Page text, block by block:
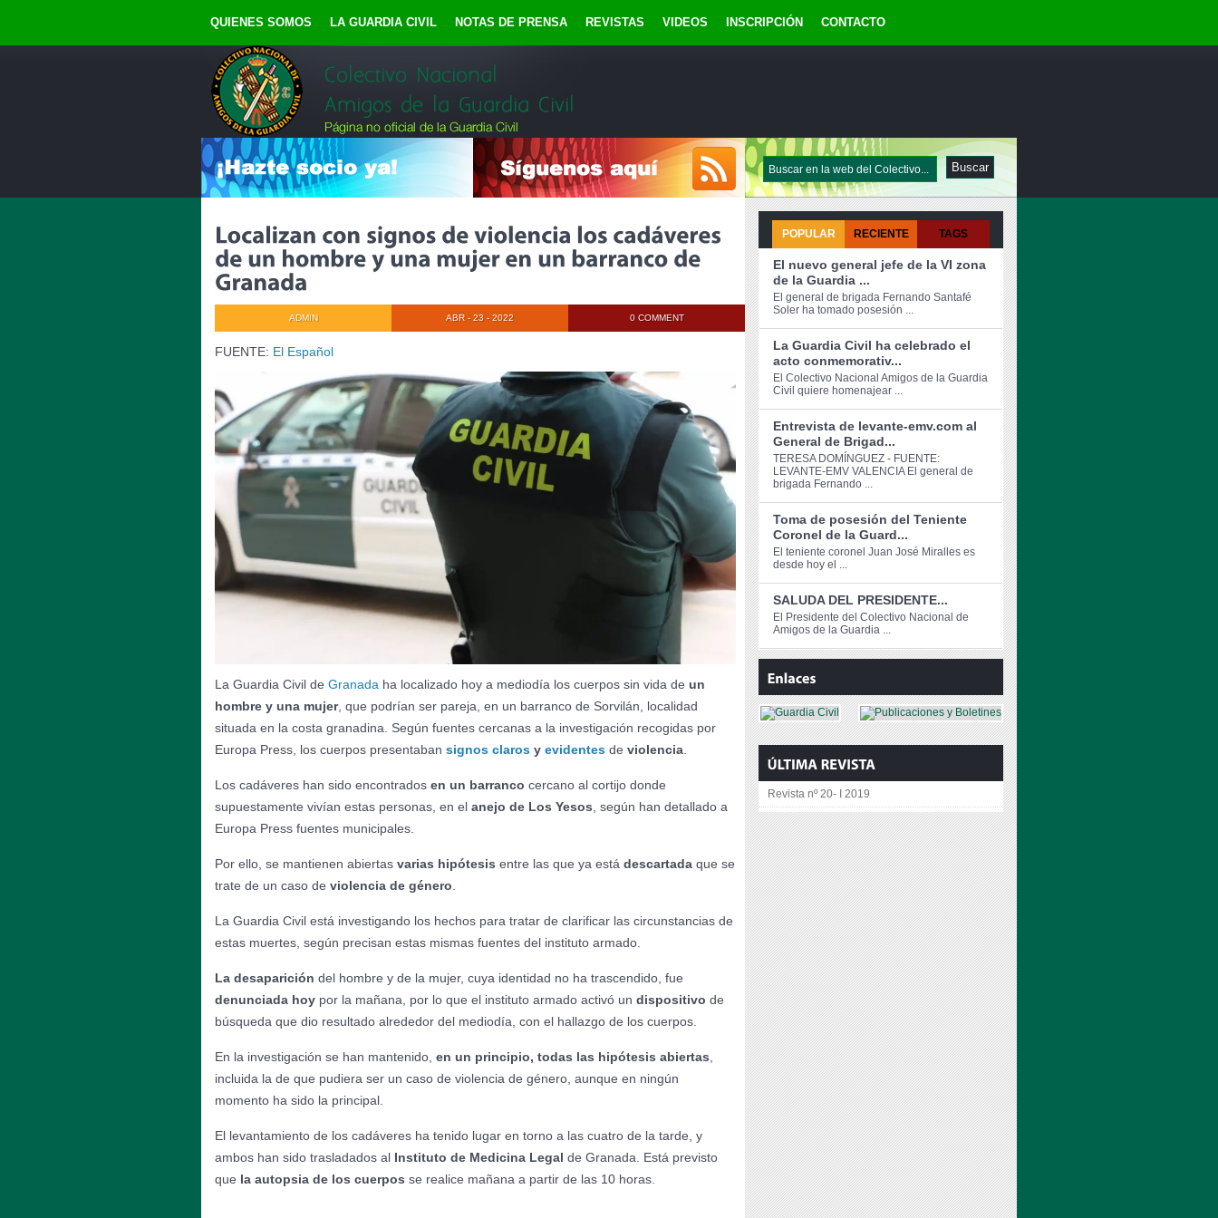
QUIENES SOMOS LA GUARDIA CIVIL NOTAS DE PRENSA REVISTAS VIDEOS INSCRIPCIÓN CONTACTO
0 COMMENT
ABR - 23 - 2022
ADMIN
FUENTE: El Español
La Guardia Civil de Granada ha localizado hoy a mediodía los cuerpos sin vida de un
hombre y una mujer, que podrían ser pareja, en un barranco de Sorvilán, localidad
situada en la costa granadina. Según fuentes cercanas a la investigación recogidas por
Europa Press, los cuerpos presentaban signos claros y evidentes de violencia.
Los cadáveres han sido encontrados en un barranco cercano al cortijo donde
supuestamente vivían estas personas, en el anejo de Los Yesos, según han detallado a
Europa Press fuentes municipales.
Por ello, se mantienen abiertas varias hipótesis entre las que ya está descartada que se
trate de un caso de violencia de género.
La Guardia Civil está investigando los hechos para tratar de clarificar las circunstancias de
estas muertes, según precisan estas mismas fuentes del instituto armado.
La desaparición del hombre y de la mujer, cuya identidad no ha trascendido, fue
denunciada hoy por la mañana, por lo que el instituto armado activó un dispositivo de
búsqueda que dio resultado alrededor del mediodía, con el hallazgo de los cuerpos.
En la investigación se han mantenido, en un principio, todas las hipótesis abiertas,
incluida la de que pudiera ser un caso de violencia de género, aunque en ningún
momento ha sido la principal.
El levantamiento de los cadáveres ha tenido lugar en torno a las cuatro de la tarde, y
ambos han sido trasladados al Instituto de Medicina Legal de Granada. Está previsto
que la autopsia de los cuerpos se realice mañana a partir de las 10 horas.
POPULAR RECIENTE TAGS
El nuevo general jefe de la VI zona
de la Guardia ...
El general de brigada Fernando Santafé
Soler ha tomado posesión ...
La Guardia Civil ha celebrado el
acto conmemorativ...
El Colectivo Nacional Amigos de la Guardia
Civil quiere homenajear ...
Entrevista de levante-emv.com al
General de Brigad...
TERESA DOMÍNGUEZ - FUENTE:
LEVANTE-EMV VALENCIA El general de
brigada Fernando ...
Toma de posesión del Teniente
Coronel de la Guard...
El teniente coronel Juan José Miralles es
desde hoy el ...
SALUDA DEL PRESIDENTE...
El Presidente del Colectivo Nacional de
Amigos de la Guardia ...
Revista nº 20- I 2019